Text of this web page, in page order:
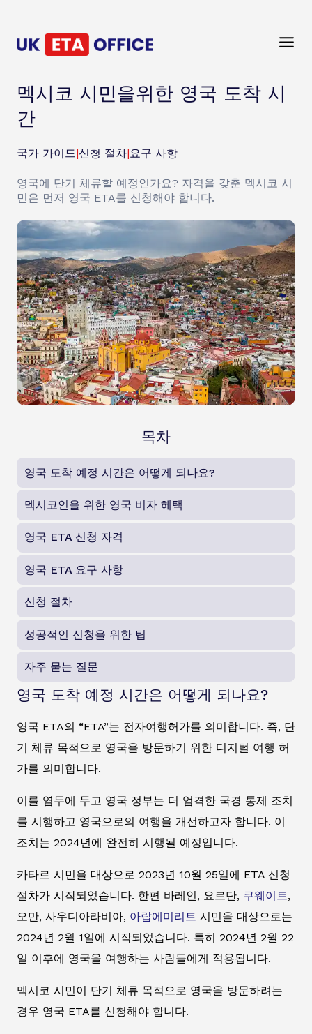
멕시코 시민을위한 영국 도착 시
간
국가 가이드|신청 절차|요구 사항
영국에 단기 체류할 예정인가요? 자격을 갖춘 멕시코 시
민은 먼저 영국 ETA를 신청해야 합니다.
목차
영국 도착 예정 시간은 어떻게 되나요?
멕시코인을 위한 영국 비자 혜택
영국 ETA 신청 자격
영국 ETA 요구 사항
신청 절차
성공적인 신청을 위한 팁
자주 묻는 질문
영국 도착 예정 시간은 어떻게 되나요?
영국 ETA의 “ETA”는 전자여행허가를 의미합니다. 즉, 단
기 체류 목적으로 영국을 방문하기 위한 디지털 여행 허
가를 의미합니다.
이를 염두에 두고 영국 정부는 더 엄격한 국경 통제 조치
를 시행하고 영국으로의 여행을 개선하고자 합니다. 이
조치는 2024년에 완전히 시행될 예정입니다.
카타르 시민을 대상으로 2023년 10월 25일에 ETA 신청
절차가 시작되었습니다. 한편 바레인, 요르단, 쿠웨이트,
오만, 사우디아라비아, 아랍에미리트 시민을 대상으로는
2024년 2월 1일에 시작되었습니다. 특히 2024년 2월 22
일 이후에 영국을 여행하는 사람들에게 적용됩니다.
멕시코 시민이 단기 체류 목적으로 영국을 방문하려는
경우 영국 ETA를 신청해야 합니다.